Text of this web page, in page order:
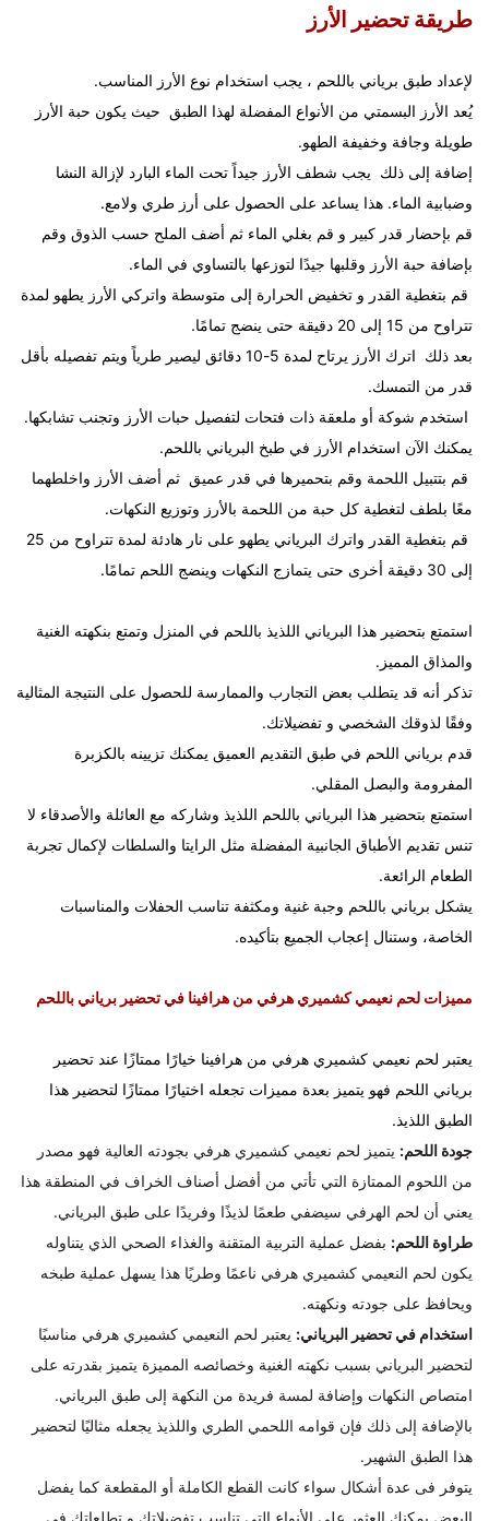
طريقة تحضير الأرز
لإعداد طبق برياني باللحم ، يجب استخدام نوع الأرز المناسب.
يُعد الأرز البسمتي من الأنواع المفضلة لهذا الطبق حيث يكون حبة الأرز
طويلة وجافة وخفيفة الطهو.
إضافة إلى ذلك يجب شطف الأرز جيداً تحت الماء البارد لإزالة النشا
وضبابية الماء. هذا يساعد على الحصول على أرز طري ولامع.
قم بإحضار قدر كبير و قم بغلي الماء ثم أضف الملح حسب الذوق وقم
بإضافة حبة الأرز وقلبها جيدًا لتوزعها بالتساوي في الماء.
قم بتغطية القدر و تخفيض الحرارة إلى متوسطة واتركي الأرز يطهو لمدة
تتراوح من 15 إلى 20 دقيقة حتى ينضج تمامًا.
بعد ذلك اترك الأرز يرتاح لمدة 5-10 دقائق ليصير طرياً ويتم تفصيله بأقل
قدر من التمسك.
استخدم شوكة أو ملعقة ذات فتحات لتفصيل حبات الأرز وتجنب تشابكها.
يمكنك الآن استخدام الأرز في طبخ البرياني باللحم.
قم بتتبيل اللحمة وقم بتحميرها في قدر عميق ثم أضف الأرز واخلطهما
معًا بلطف لتغطية كل حبة من اللحمة بالأرز وتوزيع النكهات.
قم بتغطية القدر واترك البرياني يطهو على نار هادئة لمدة تتراوح من 25
إلى 30 دقيقة أخرى حتى يتمازج النكهات وينضج اللحم تمامًا.
استمتع بتحضير هذا البرياني اللذيذ باللحم في المنزل وتمتع بنكهته الغنية
والمذاق المميز.
تذكر أنه قد يتطلب بعض التجارب والممارسة للحصول على النتيجة المثالية
وفقًا لذوقك الشخصي و تفضيلاتك.
قدم برياني اللحم في طبق التقديم العميق يمكنك تزيينه بالكزبرة
المفرومة والبصل المقلي.
استمتع بتحضير هذا البرياني باللحم اللذيذ وشاركه مع العائلة والأصدقاء لا
تنس تقديم الأطباق الجانبية المفضلة مثل الرايتا والسلطات لإكمال تجربة
الطعام الرائعة.
يشكل برياني باللحم وجبة غنية ومكثفة تناسب الحفلات والمناسبات
الخاصة، وستنال إعجاب الجميع بتأكيده.
مميزات لحم نعيمي كشميري هرفي من هرافينا في تحضير برياني باللحم
يعتبر لحم نعيمي كشميري هرفي من هرافينا خيارًا ممتازًا عند تحضير
برياني اللحم فهو يتميز بعدة مميزات تجعله اختيارًا ممتازًا لتحضير هذا
الطبق اللذيذ.
جودة اللحم: يتميز لحم نعيمي كشميري هرفي بجودته العالية فهو مصدر
من اللحوم الممتازة التي تأتي من أفضل أصناف الخراف في المنطقة هذا
يعني أن لحم الهرفي سيضفي طعمًا لذيذًا وفريدًا على طبق البرياني.
طراوة اللحم: بفضل عملية التربية المتقنة والغذاء الصحي الذي يتناوله
يكون لحم النعيمي كشميري هرفي ناعمًا وطريًا هذا يسهل عملية طبخه
ويحافظ على جودته ونكهته.
استخدام في تحضير البرياني: يعتبر لحم النعيمي كشميري هرفي مناسبًا
لتحضير البرياني بسبب نكهته الغنية وخصائصه المميزة يتميز بقدرته على
امتصاص النكهات وإضافة لمسة فريدة من النكهة إلى طبق البرياني.
بالإضافة إلى ذلك فإن قوامه اللحمي الطري واللذيذ يجعله مثاليًا لتحضير
هذا الطبق الشهير.
يتوفر فى عدة أشكال سواء كانت القطع الكاملة أو المقطعة كما يفضل
البعض يمكنك العثور على الأنواع التي تناسب تفضيلاتك و تطلعاتك في